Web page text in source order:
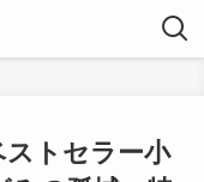
ストセラー小